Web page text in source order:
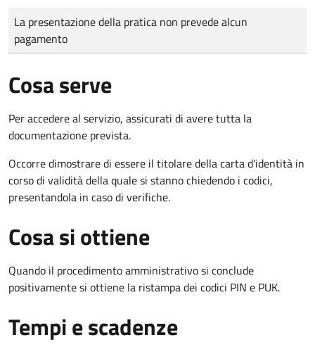
Tipo di pagamento
Importo
La presentazione della pratica non prevede alcun
pagamento
Cosa serve
Per accedere al servizio, assicurati di avere tutta la
documentazione prevista.
Occorre dimostrare di essere il titolare della carta d'identità in
corso di validità della quale si stanno chiedendo i codici,
presentandola in caso di verifiche.
Cosa si ottiene
Quando il procedimento amministrativo si conclude
positivamente si ottiene la ristampa dei codici PIN e PUK.
Tempi e scadenze